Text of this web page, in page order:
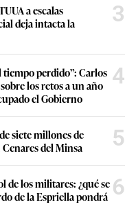
a escalas
deja intacta la
3
perdido”: Carlos
los retos a un año
el Gobierno
4
siete millones de
del Minsa
5
de los militares: ¿qué se
de la Espriella pondrá 6